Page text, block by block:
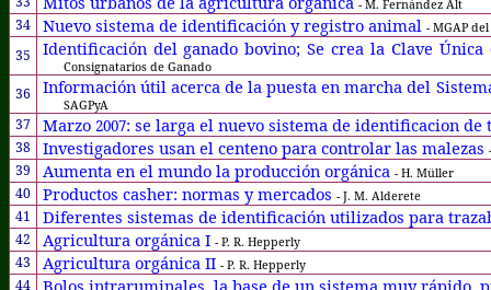
- M. Fernández Alt
34 Nuevo sistema de identificación y registro animal - MGAP
35 Identificación del ganado bovino; Se crea la Clave
Consignatarios de Ganado
36 Información útil acerca de la puesta en marcha del
SAGPyA
37 Marzo 2007: se larga el nuevo sistema de identificacion
38 Investigadores usan el centeno para controlar las malezas
39 Aumenta en el mundo la producción orgánica - H. Müller
40 Productos casher: normas y mercados - J. M. Alderete
41 Diferentes sistemas de identificación utilizados para
42 Agricultura orgánica I - P. R. Hepperly
43 Agricultura orgánica II - P. R. Hepperly
44 Bolos intraruminales, la base de un sistema muy rápido,